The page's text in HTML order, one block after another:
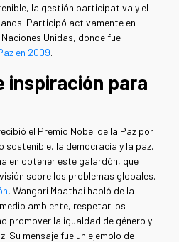
la gestión participativa y el
Participó activamente en
Unidas, donde fue
en 2009.
inspiración para
el Premio Nobel de la Paz por
sostenible, la democracia y la paz.
en obtener este galardón, que
sobre los problemas globales.
, Wangari Maathai habló de la
ambiente, respetar los
promover la igualdad de género y
Su mensaje fue un ejemplo de